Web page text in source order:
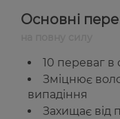
Основні
10 переваг в
Зміцнює
випадіння
Захищає від